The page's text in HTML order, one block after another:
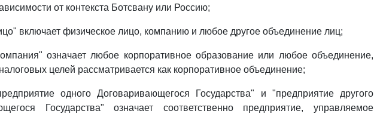
от контекста Ботсвану или Россию;
включает физическое лицо, компанию и любое другое объединение лиц;
означает любое корпоративное образование или любое объединение,
целей рассматривается как корпоративное объединение;
одного Договаривающегося Государства" и "предприятие другого
Государства" означает соответственно предприятие, управляемое